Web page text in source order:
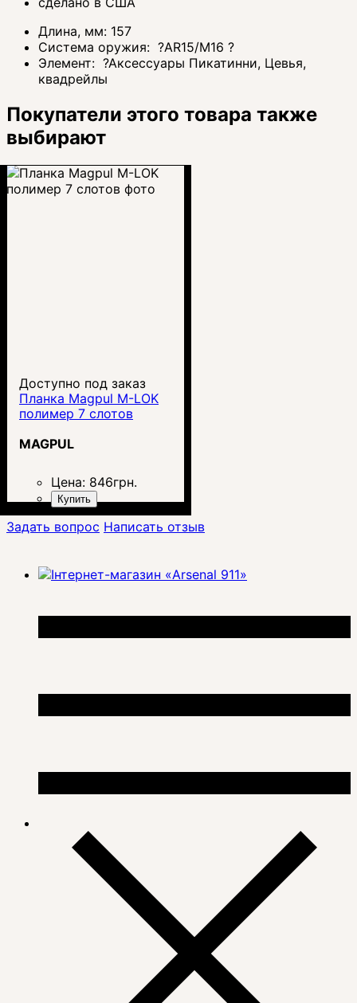
Длина, мм: 157
Система оружия: ?AR15/M16 ?
Элемент: ?Аксессуары Пикатинни, Цевья,
квадрейлы
Покупатели этого товара также
выбирают
Доступно под заказ
Планка Magpul M-LOK
полимер 7 слотов
MAGPUL
Цена: 846грн.
Купить
Задать вопрос Написать отзыв